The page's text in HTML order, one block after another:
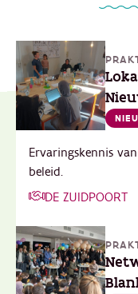
Ervaringskennis
beleid.
DE ZUIDPOORT